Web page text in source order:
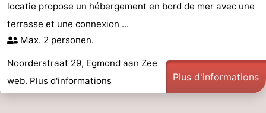
-
Hollands
Noordwijk
-
locatie propose un hébergement en bord de mer avec une
terrasse et une connexion ...
Max. 2 personen.
Noorderstraat 29, Egmond aan Zee
web. Plus d'informations Plus d'informations